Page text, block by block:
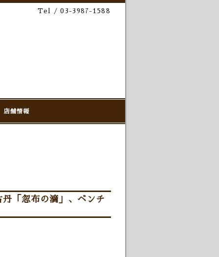
Tel / 03-3987-1588
店舗情報
「忽布の滴」、ベンチ